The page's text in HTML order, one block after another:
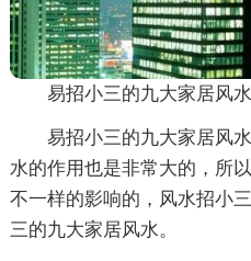
易招小三的九大家居风水
易招小三的九大家居风
水的作用也是非常大的，所
不一样的影响的，风水招小
三的九大家居风水。